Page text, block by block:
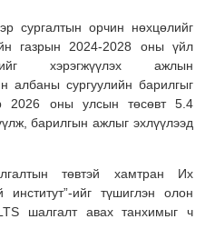
сургалтын орчин нөхцөлийг
газрын 2024-2028 оны үйл
хэрэгжүүлэх ажлын
албаны сургуулийн барилгыг
2026 оны улсын төсөвт 5.4
барилгын ажлыг эхлүүлээд
төвтэй хамтран Их
институт”-ийг түшиглэн олон
шалгалт авах танхимыг ч